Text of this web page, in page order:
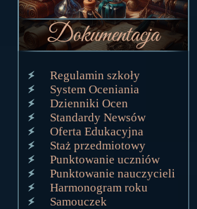
Regulamin szkoły
System Oceniania
Dzienniki Ocen
Standardy Newsów
Oferta Edukacyjna
Staż przedmiotowy
Punktowanie uczniów
Punktowanie nauczycieli
Harmonogram roku
Samouczek